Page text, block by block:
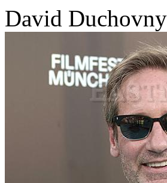
David Duchovny